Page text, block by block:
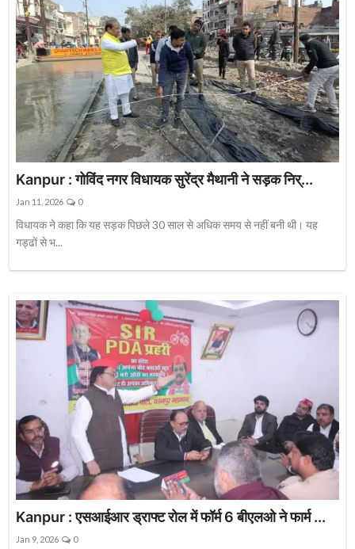
Kanpur : गोविंद नगर विधायक सुरेंद्र मैथानी ने सड़क निर्...
Jan 11, 2026 0
विधायक ने कहा कि यह सड़क पिछले 30 साल से अधिक समय से नहीं बनी थी। यह
गड्ढों से भ...
Kanpur : एसआईआर ड्राफ्ट रोल में फॉर्म 6 बीएलओ ने फार्म ...
Jan 9, 2026 0